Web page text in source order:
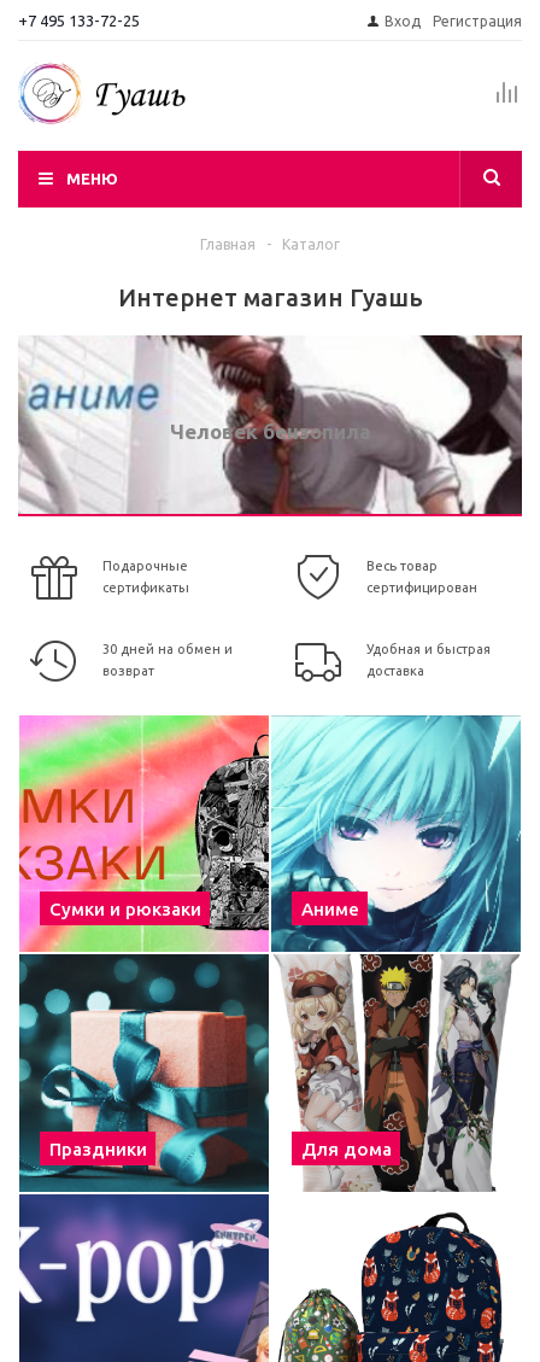
+7 495 133-72-25 Вход Регистрация
МЕНЮ
Главная - Каталог
Интернет магазин Гуашь
Человек бензопила
Подарочные
сертификаты
Весь товар
сертифицирован
30 дней на обмен и
возврат
Удобная и быстрая
доставка
Сумки и рюкзаки Аниме
Праздники Для дома